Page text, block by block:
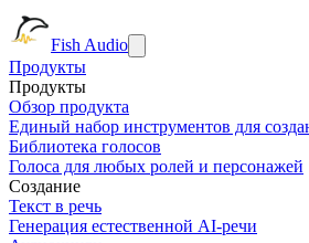
Fish Audio
Продукты
Продукты
Обзор продукта
Единый набор инструментов для
Библиотека голосов
Голоса для любых ролей и персонажей
Создание
Текст в речь
Генерация естественной AI-речи